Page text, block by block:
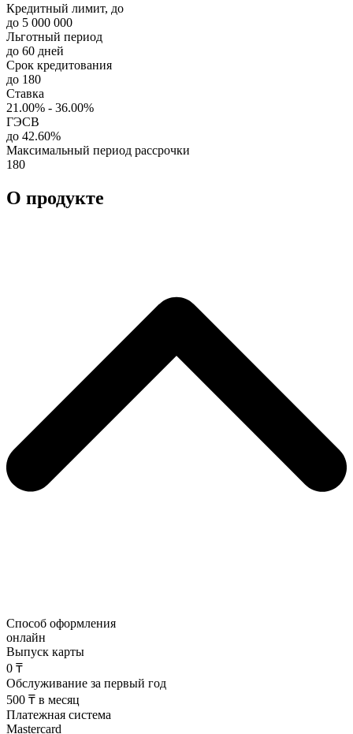
Кредитный лимит, до
до 5 000 000
Льготный период
до 60 дней
Срок кредитования
до 180
Ставка
21.00% - 36.00%
ГЭСВ
до 42.60%
Максимальный период рассрочки
180
О продукте
Способ оформления
онлайн
Выпуск карты
0 ₸
Обслуживание за первый год
500 ₸ в месяц
Платежная система
Mastercard